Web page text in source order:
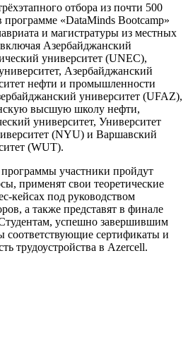
отбора из почти 500
программе «DataMinds Bootcamp»
и магистратуры из местных
Азербайджанский
университет (UNEC),
Азербайджанский
нефти и промышленности
университет (UFAZ),
высшую школу нефти,
университет, Университет
(NYU) и Варшавский
(WUT).
участники пройдут
применят свои теоретические
кейсах под руководством
а также представят в финале
успешно завершившим
соответствующие сертификаты и
трудоустройства в Azercell.